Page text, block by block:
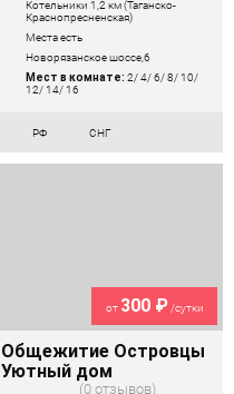
Котельники 1,2 км (Таганско-
Краснопресненская)
Места есть
Новорязанское шоссе,6
Мест в комнате: 2/ 4/ 6/ 8/ 10/
12/ 14/ 16
РФ СНГ
от 300 ₽/сутки
Общежитие Островцы
Уютный дом
0 отзывов